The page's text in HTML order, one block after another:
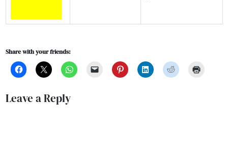
Share with your friends:
Leave a Reply